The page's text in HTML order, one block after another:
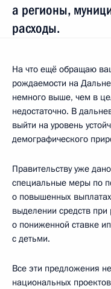
а регионы,
расходы.
На что ещё обращаю
рождаемости на
немного выше, чем в
недостаточно. В
выйти на уровень
демографического
Правительству уже
специальные меры по
о повышенных
выделении средств
о пониженной ставке
с детьми.
Все эти предложения
национальных